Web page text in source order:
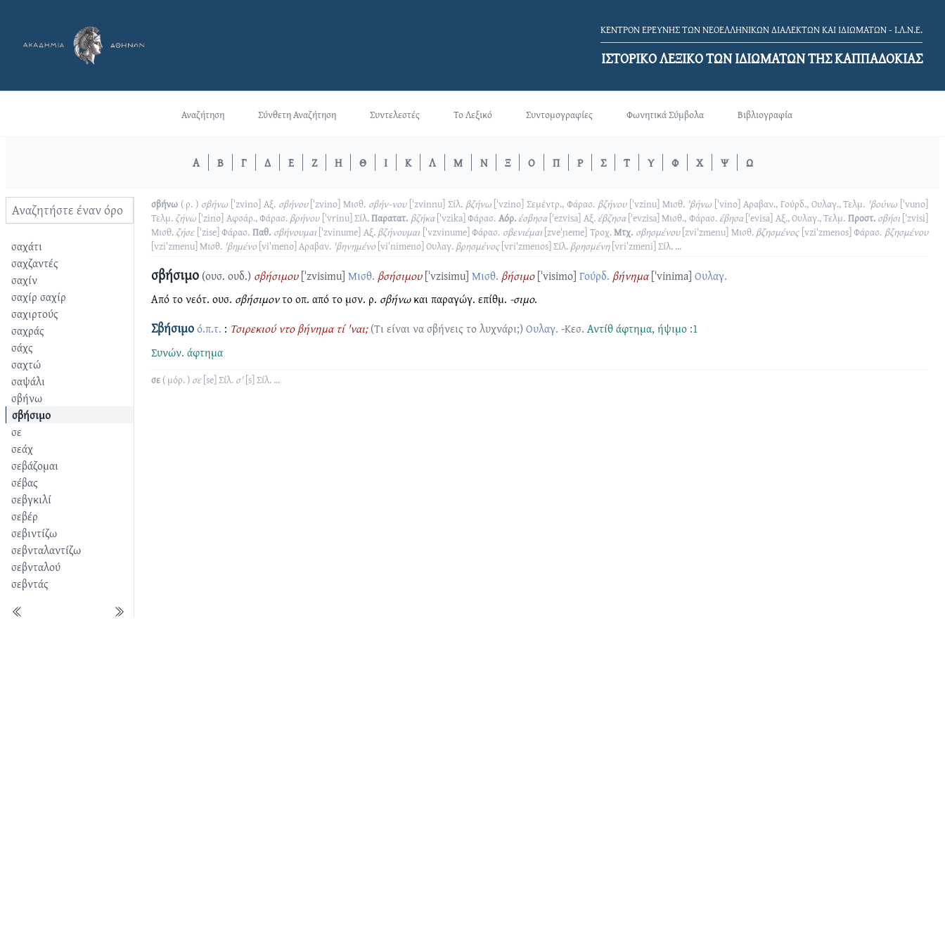
ΚΕΝΤΡΟΝ ΕΡΕΥΝΗΣ ΤΩΝ ΝΕΟΕΛΛΗΝΙΚΩΝ ΔΙΑΛΕΚΤΩΝ ΚΑΙ ΙΔΙΩΜΑΤΩΝ - Ι.Λ.Ν.Ε.
ΙΣΤΟΡΙΚΟ ΛΕΞΙΚΟ TΩΝ ΙΔΙΩΜΑΤΩΝ ΤΗΣ ΚΑΠΠΑΔΟΚΙΑΣ
Αναζήτηση Σύνθετη Αναζήτηση Συντελεστές Το Λεξικό Συντομογραφίες Φωνητικά Σύμβολα Βιβλιογραφία
Α Β Γ Δ Ε Ζ Η Θ Ι Κ Λ Μ Ν Ξ Ο Π Ρ Σ Τ Υ Φ Χ Ψ Ω
σαχάτι
σαχζαντές
σαχίν
σαχίρ σαχίρ
σαχιρτούς
σαχράς
σάχς
σαχτώ
σαψάλι
σβήνω
σβήσιμο
σε
σεάχ
σεβάζομαι
σέβας
σεβγκιλί
σεβέρ
σεβιντίζω
σεβνταλαντίζω
σεβνταλού
σεβντάς
σβήνω ( ρ. ) σβήνω [ˈzvino] Αξ. σβήνου [ˈzvino] Μισθ. σβήν-νου [ˈzvinnu] Σίλ. βζήνω [ˈvzino] Σεμέντρ., Φάρασ. βζήνου [ˈvzinu] Μισθ. 'βήνω [ˈvino] Αραβαν., Γούρδ., Ουλαγ., Τελμ. 'βούνω [ˈvuno]
Τελμ. ζήνω [ˈzino] Αφσάρ., Φάρασ. βρήνου [ˈvrinu] Σίλ.Παρατατ. βζήκα [ˈvzika] Φάρασ. Αόρ. έσβησα [ˈezvisa] Αξ. έβζησα [ˈevzisa] Μισθ., Φάρασ. έβησα [ˈevisa] Αξ., Ουλαγ., Τελμ. Προστ. σβήσι [ˈzvisi]
Μισθ. ζήσε [ˈzise] Φάρασ. Παθ. σβήνουμαι [ˈzvinume] Αξ. βζήνουμαι [ˈvzvinume] Φάρασ. σβενιέμαι [zveˈɲeme] Τροχ.Μτχ. σβησμένου [zviˈzmenu] Μισθ. βζησμένος [vziˈzmenos] Φάρασ. βζησμένου
[vziˈzmenu] Μισθ. 'βημένο [viˈmeno] Αραβαν. 'βηνημένο [viˈnimeno] Ουλαγ. βρησμένος [vriˈzmenos] Σίλ. βρησμένη [vriˈzmeni] Σίλ. ...
σβήσιμο (ουσ. ουδ.) σβήσιμου [ˈzvisimu] Μισθ. βσήσιμου [ˈvzisimu] Μισθ. βήσιμο [ˈvisimo] Γούρδ. βήνημα [ˈvinima] Ουλαγ.
Από το νεότ. ουσ. σβήσιμοντο οπ. από το μσν. ρ. σβήνωκαι παραγώγ. επίθμ. -σιμο.
Σβήσιμοό.π.τ. : Τσιρεκιού ντο βήνημα τί 'ναι; (Τι είναι να σβήνεις το λυχνάρι;) Ουλαγ. -Κεσ. Αντίθάφτημα, ήψιμο :1
Συνών. άφτημα
σε ( μόρ. ) σε [se] Σίλ. σ' [s] Σίλ. ...